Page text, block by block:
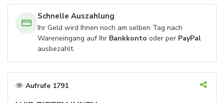
Schnelle Auszahlung
Ihr Geld wird Ihnen noch am selben Tag nach
Wareneingang auf Ihr Bankkonto oder per PayPal
ausbezahlt.
Aufrufe 1791